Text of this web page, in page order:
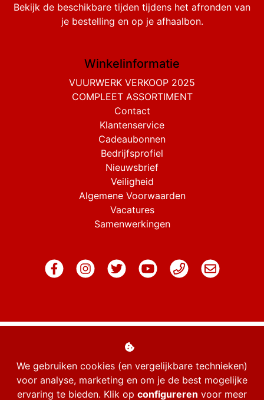
We gebruiken cookies (en vergelijkbare technieken)
voor analyse, marketing en om je de best mogelijke
ervaring te bieden. Klik op configureren voor meer
Bekijk de beschikbare tijden tijdens het afronden van
je bestelling en op je afhaalbon.
Winkelinformatie
VUURWERK VERKOOP 2025
COMPLEET ASSORTIMENT
Contact
Klantenservice
Cadeaubonnen
Bedrijfsprofiel
Nieuwsbrief
Veiligheid
Algemene Voorwaarden
Vacatures
Samenwerkingen